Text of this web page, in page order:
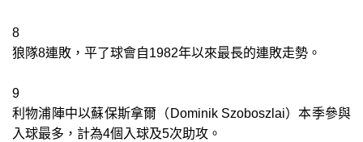
8
狼隊8連敗，平了球會自1982年以來最長的連敗走勢。
9
利物浦陣中以蘇保斯拿爾（Dominik Szoboszlai）本季參與
入球最多，計為4個入球及5次助攻。